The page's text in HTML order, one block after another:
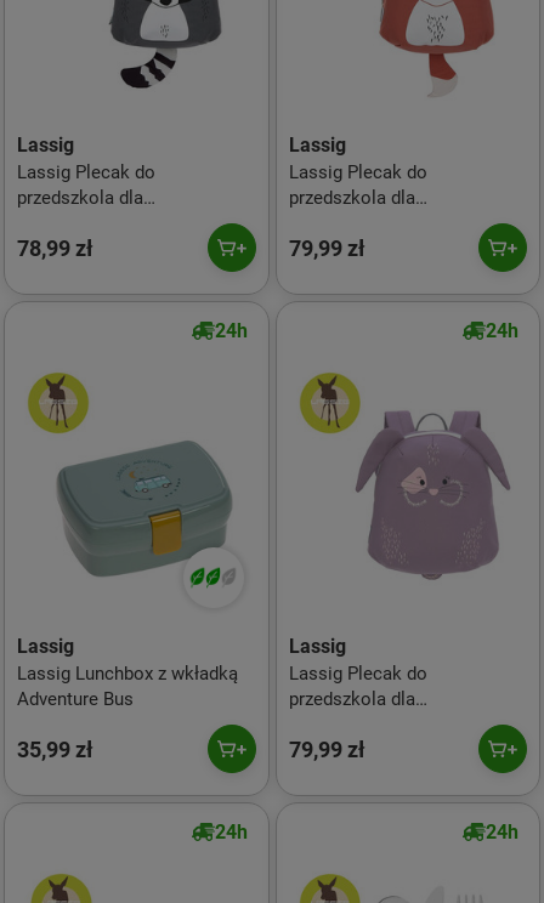
Lassig
Lassig Plecak do
przedszkola dla
przedszkolaka About Friends
Szop
78,99 zł
Lassig
Lassig Plecak do
przedszkola dla
przedszkolaka About Friends
Lisek
79,99 zł
24h
Lassig
Lassig Lunchbox z wkładką
Adventure Bus
35,99 zł
24h
Lassig
Lassig Plecak do
przedszkola dla
przedszkolaka About Friends
Królik
79,99 zł
24h 24h